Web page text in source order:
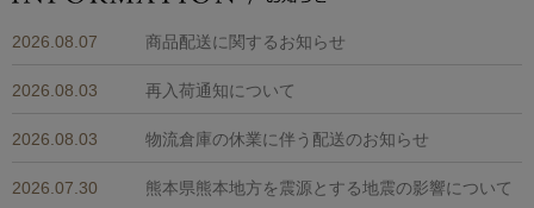
2026.08.07 商品配送に関するお知らせ
2026.08.03 再入荷通知について
2026.08.03 物流倉庫の休業に伴う配送のお知らせ
2026.07.30 熊本県熊本地方を震源とする地震の影響について